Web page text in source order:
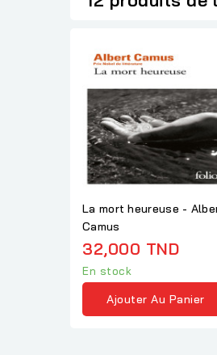
La mort heureuse -
Camus
32,000 TND
En stock
Ajouter Au Panier